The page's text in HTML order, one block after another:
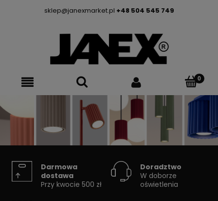
sklep@janexmarket.pl +48 504 545 749
Seria KARBON
Darmowa
dostawa
Przy kwocie 500 zł
Doradztwo
W doborze
oświetlenia